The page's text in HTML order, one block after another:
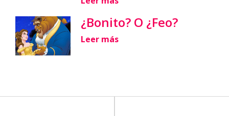
¿Bonito? O ¿Feo?
Leer más